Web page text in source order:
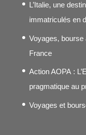
L’Italie, une
immatriculés en
Voyages, bourse
France
Action AOPA :
pragmatique au
Voyages et